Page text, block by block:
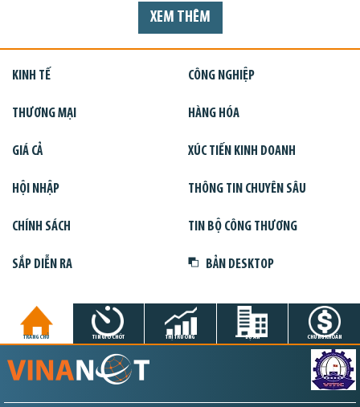
XEM THÊM
KINH TẾ CÔNG NGHIỆP
THƯƠNG MẠI HÀNG HÓA
GIÁ CẢ XÚC TIẾN KINH DOANH
HỘI NHẬP THÔNG TIN CHUYÊN SÂU
CHÍNH SÁCH TIN BỘ CÔNG THƯƠNG
SẮP DIỄN RA BẢN DESKTOP
TRANG CHỦ TIN GIỜ CHÓT THỊ TRƯỜNG DỰ ÁN CHỨNG KHOÁN